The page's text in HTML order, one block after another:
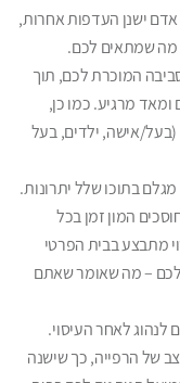
ישנן העדפות אחרות,
מה שמתאים לכם.
המוכרת לכם, תוך
מרגיע. כמו כן,
(בעל/אישה, ילדים, בעל
בתוכו שלל יתרונות.
המון זמן בכל
מתבצע בבית הפרטי
– מה שאומר שאתם
לנהוג לאחר העיסוי.
של הרפייה, כך שישנה